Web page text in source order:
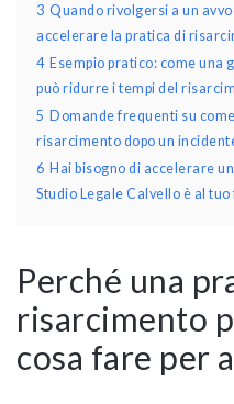
3 Quando rivolgersi a un
accelerare la pratica di
4 Esempio pratico: come
può ridurre i tempi del
5 Domande frequenti su
risarcimento dopo un
6 Hai bisogno di accelerare
Studio Legale Calvello è al
Perché una
risarcimento
cosa fare per